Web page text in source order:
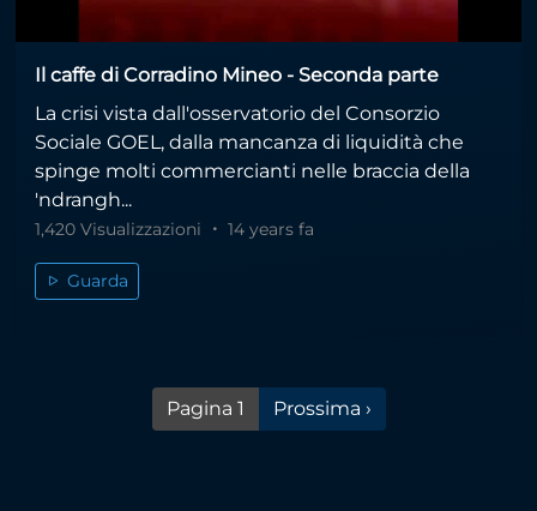
Il caffe di Corradino Mineo - Seconda parte
La crisi vista dall'osservatorio del Consorzio
Sociale GOEL, dalla mancanza di liquidità che
spinge molti commercianti nelle braccia della
'ndrangh...
1,420 Visualizzazioni 14 years fa
Guarda
Pagina 1 Pagina successiva
Prossima ›